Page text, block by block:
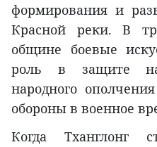
формирования и
Красной реки. В
общине боевые
роль в защите
народного
обороны в военное
Когда Тханглонг